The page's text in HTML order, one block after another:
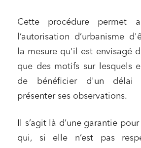
Cette procédure permet
l’autorisation d’urbanisme
la mesure qu'il est envisagé
que des motifs sur lesquels
de bénéficier d'un délai
présenter ses observations.
Il s’agit là d’une garantie
qui, si elle n’est pas